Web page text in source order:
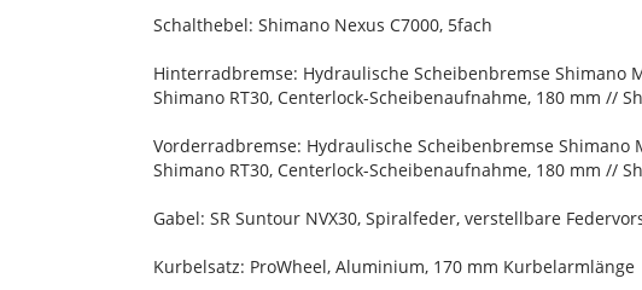
Schalthebel: Shimano Nexus C7000, 5fach
Hinterradbremse: Hydraulische Scheibenbremse Shimano
Shimano RT30, Centerlock-Scheibenaufnahme, 180 mm //
Vorderradbremse: Hydraulische Scheibenbremse
Shimano RT30, Centerlock-Scheibenaufnahme, 180 mm //
Gabel: SR Suntour NVX30, Spiralfeder, verstellbare
Kurbelsatz: ProWheel, Aluminium, 170 mm Kurbelarmlänge